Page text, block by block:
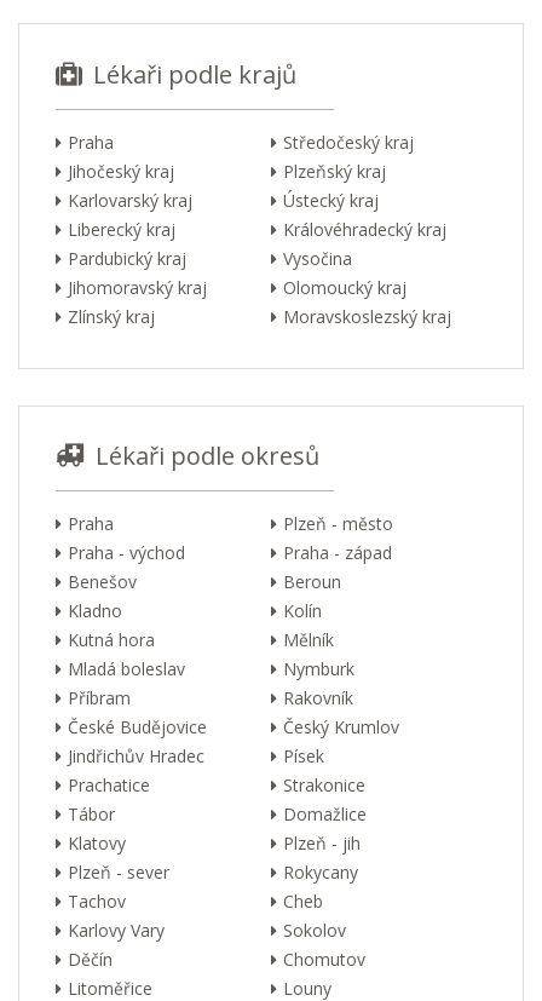
Lékaři podle krajů
Praha
Středočeský kraj
Jihočeský kraj
Plzeňský kraj
Karlovarský kraj
Ústecký kraj
Liberecký kraj
Královéhradecký kraj
Pardubický kraj
Vysočina
Jihomoravský kraj
Olomoucký kraj
Zlínský kraj
Moravskoslezský kraj
Lékaři podle okresů
Praha
Plzeň - město
Praha - východ
Praha - západ
Benešov
Beroun
Kladno
Kolín
Kutná hora
Mělník
Mladá boleslav
Nymburk
Příbram
Rakovník
České Budějovice
Český Krumlov
Jindřichův Hradec
Písek
Prachatice
Strakonice
Tábor
Domažlice
Klatovy
Plzeň - jih
Plzeň - sever
Rokycany
Tachov
Cheb
Karlovy Vary
Sokolov
Děčín
Chomutov
Litoměřice
Louny